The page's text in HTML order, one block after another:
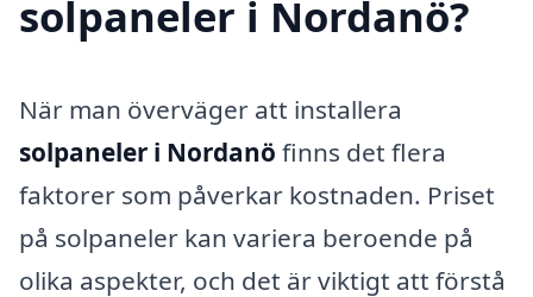
solpaneler i Nordanö?
När man överväger att installera
solpaneler i Nordanö finns det flera
faktorer som påverkar kostnaden. Priset
på solpaneler kan variera beroende på
olika aspekter, och det är viktigt att förstå